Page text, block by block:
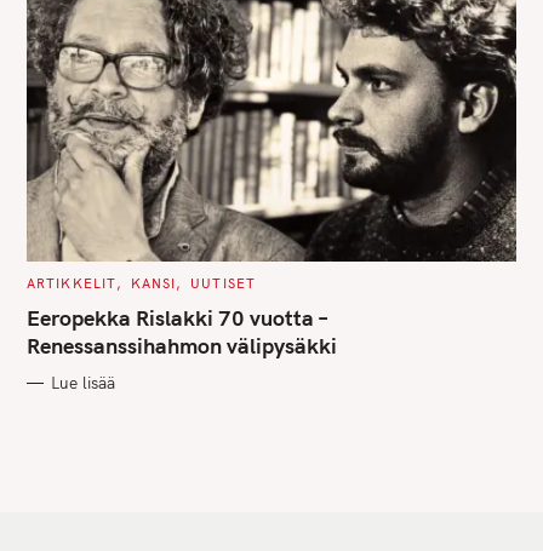
C
T
E
G
O
I
ARTIKKELIT KANSI UUTISET
Eeropekka Rislakki 70 vuotta –
Renessanssihahmon välipysäkki
Lue lisää